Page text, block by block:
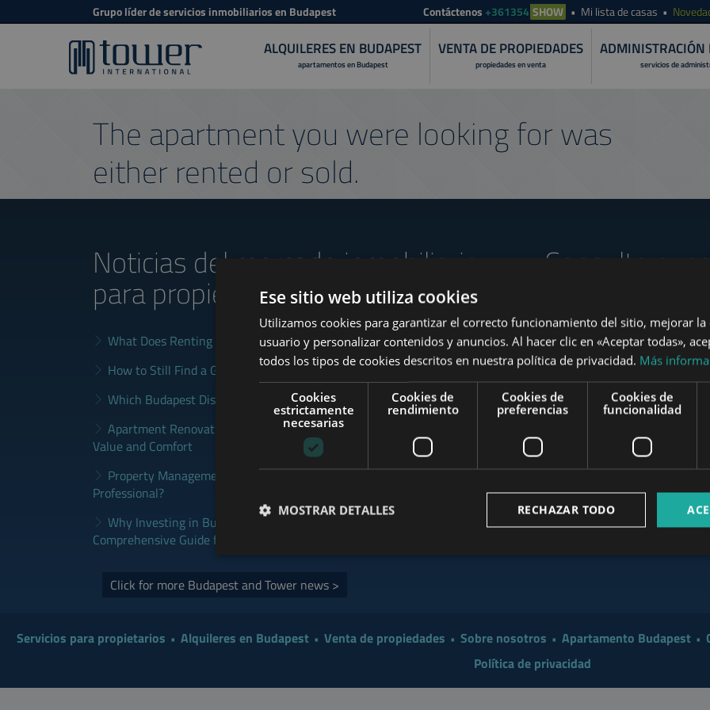
Grupo líder de servicios inmobiliarios en Budapest Contáctenos +361354 SHOW Mi lista de casas
ALQUILERES EN BUDAPEST
apartamentos en Budapest
VENTA DE PROPIEDADES
propiedades en venta
ADMINISTRACIÓN
servicios de
The apartment you were looking for was
either rented or sold.
Noticias del mercado inmobiliario
para propietarios
What Does Renting in Budapest Really Cost?
How to Still Find a Good Rental in Budapest at the End of August
Which Budapest District Fits Which Property Investor in 2026?
Apartment Renovation Budapest: How to Plan a Smarter Renovation for
Value and Comfort
Property Management Budapest: When Does It Make Sense to Hire a
Professional?
Why Investing in Budapest Real Estate is a Smart Move in 2026: A
Comprehensive Guide for Investors
Click for more Budapest and Tower news >
Consulte
www.tower-investments.com
www.mybudapesthome.com
Servicios para propietarios Alquileres en Budapest Venta de propiedades Sobre nosotros Apartamento Budapest
Política de privacidad
Ese sitio web utiliza cookies
Utilizamos cookies para garantizar el correcto funcionamiento del sitio, mejorar la
usuario y personalizar contenidos y anuncios. Al hacer clic en «Aceptar todas»,
todos los tipos de cookies descritos en nuestra política de privacidad. Más
Cookies
estrictamente
necesarias
Cookies de
rendimiento
Cookies de
preferencias
Cookies de
funcionalidad
RECHAZAR TODO
MOSTRAR DETALLES